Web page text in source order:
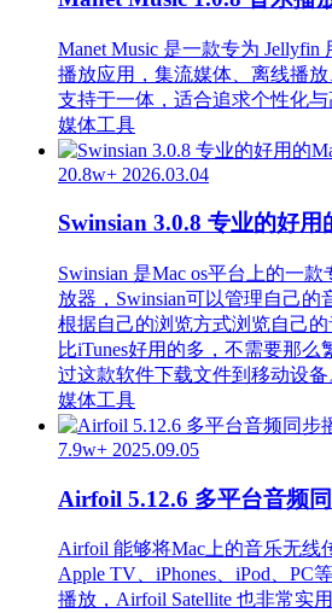
Manet Music 是一款专为
播放应用，集流媒体、离线播放
支持于一体，适合追求个性化与
媒体工具
20.8w+ 2026.03.04
Swinsian 3.0.8 专业的好
Swinsian 是Mac os平台上的一
放器，Swinsian可以管理自己的
根据自己的浏览方式浏览自己
比iTunes好用的多，不需要那么
过这款软件下载文件到移动设备
媒体工具
7.9w+ 2025.09.05
Airfoil 5.12.6 多平台音频
Airfoil 能够将Mac上的音乐无线
Apple TV、iPhones、iPod、PC
播放，Airfoil Satellite 也非常实